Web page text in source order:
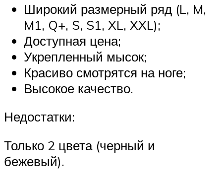
Широкий размерный ряд (L, M,
M1, Q+, S, S1, XL, XXL);
Доступная цена;
Укрепленный мысок;
Красиво смотрятся на ноге;
Высокое качество.
Недостатки:
Только 2 цвета (черный и
бежевый).